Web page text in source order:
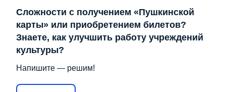
Сложности с получением «Пушкинской
карты» или приобретением билетов?
Знаете, как улучшить работу учреждений
культуры?
Напишите — решим!